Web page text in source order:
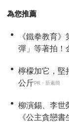
為您推薦
《鐵拳教育
彈」等著拍！
檸檬加它，堅
公斤PR・新素簡
柳演錫、李世
《公主貪戀